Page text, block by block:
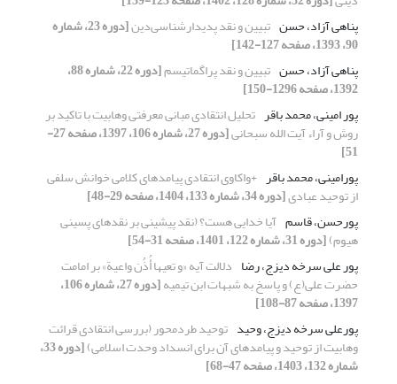
پناهی آزاد، حسن تبیین و نقد پدیدارشناسی‌دین [دوره 23، شماره
90، 1393، صفحه 127-142]
پناهی آزاد، حسن تبیین و نقد پراگماتیسم [دوره 22، شماره 88،
1392، صفحه 1296-150]
پور امینی، محمد باقر تحلیل انتقادی مبانی معرفتی وهابیت با تاکید بر
روش و آراء آیت الله سبحانی [دوره 27، شماره 106، 1397، صفحه 27-
51]
پورامینی، محمد باقر +واکاوی انتقادی پیامدهای کلامی خوانش سلفی
از توحید عبادی[دوره 34، شماره 133، 1404، صفحه 29-48]
پورحسن، قاسم آیا خدایی هست؟ (نقد پیشینی بر نقدهای پسینی
هیوم)[دوره 31، شماره 122، 1401، صفحه 31-54]
پور علی سرخه دیزج، رضا دلالت آیه «و تعیها أُذُن واعیة» بر امامت
حضرت علی(ع) و پاسخ به شبهات ابن تیمیه [دوره 27، شماره 106،
1397، صفحه 87-108]
پورعلی سرخه دیزج، وحید توحید طردمحور (بررسی انتقادی قرائت
وهابیت از توحید و پیامدهای آن برای انسداد وحدت اسلامی) [دوره 33،
شماره 132، 1403، صفحه 47-68]